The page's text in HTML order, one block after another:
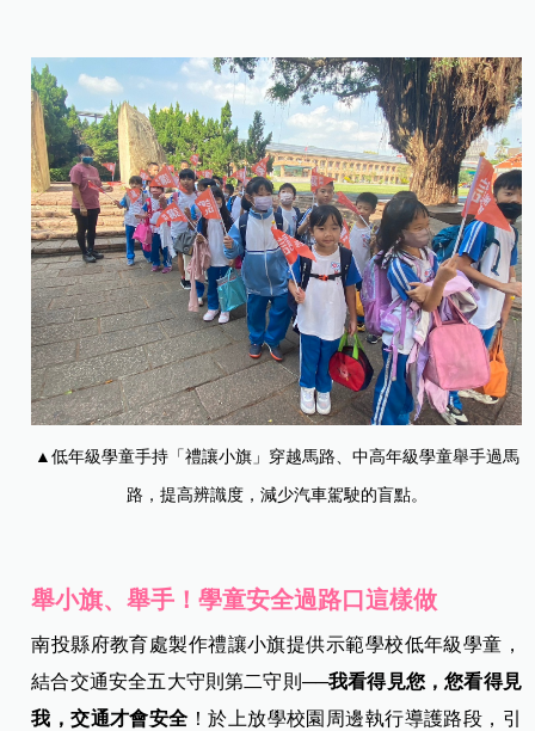
▲低年級學童手持「禮讓小旗」穿越馬路、中高年級學童舉手過馬
路，提高辨識度，減少汽車駕駛的盲點。
舉小旗、舉手！學童安全過路口這樣做
南投縣府教育處製作禮讓小旗提供示範學校低年級學童，
結合交通安全五大守則第二守則──我看得見您，您看得見
我，交通才會安全 ！於上放學校園周邊執行導護路段，引